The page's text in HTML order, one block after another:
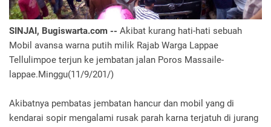
SINJAI, Bugiswarta.com -- Akibat kurang hati-hati sebuah
Mobil avansa warna putih milik Rajab Warga Lappae
Tellulimpoe terjun ke jembatan jalan Poros Massaile-
lappae.Minggu(11/9/201/)
Akibatnya pembatas jembatan hancur dan mobil yang di
kendarai sopir mengalami rusak parah karna terjatuh di jurang